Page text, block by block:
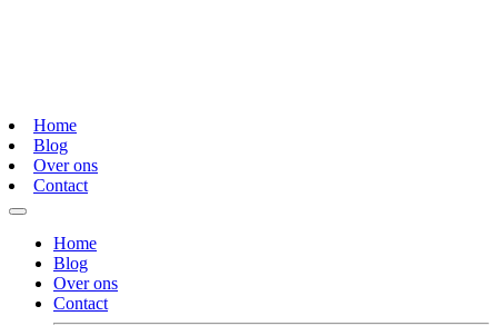
Home
Blog
Over ons
Contact
Home
Blog
Over ons
Contact